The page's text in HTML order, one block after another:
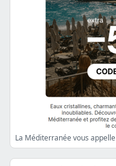
La Méditerranée vous appelle